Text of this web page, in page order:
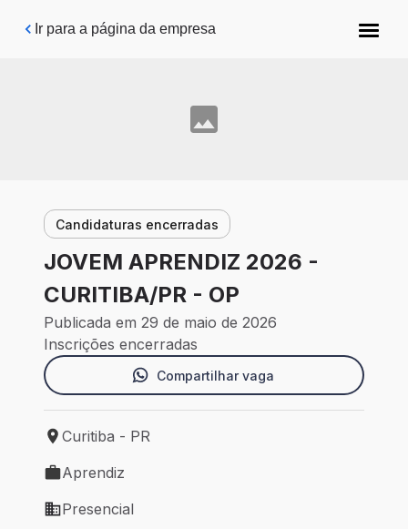
Pular para o conteúdo principal
Ir para a página da empresa
Candidaturas encerradas
JOVEM APRENDIZ 2026 -
CURITIBA/PR - OP
Publicada em 29 de maio de 2026
Inscrições encerradas
Compartilhar vaga
Local de trabalho: Curitiba - PR
Curitiba - PR
Tipo de vaga: Aprendiz
Aprendiz
Modelo de trabalho: Presencial
Presencial